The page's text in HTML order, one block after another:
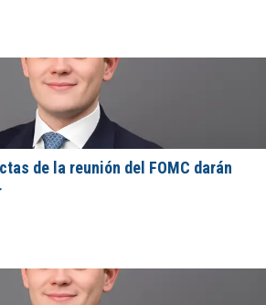
de la reunión del FOMC darán